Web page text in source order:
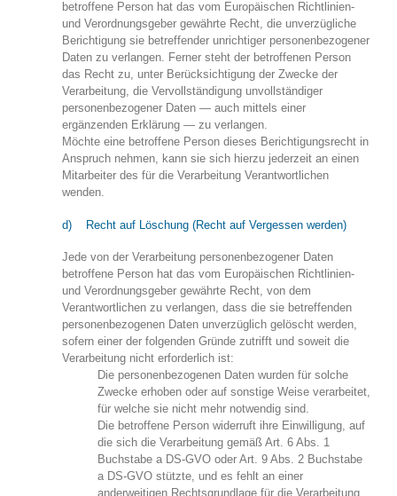
betroffene Person hat das vom Europäischen Richtlinien-
und Verordnungsgeber gewährte Recht, die unverzügliche
Berichtigung sie betreffender unrichtiger personenbezogener
Daten zu verlangen. Ferner steht der betroffenen Person
das Recht zu, unter Berücksichtigung der Zwecke der
Verarbeitung, die Vervollständigung unvollständiger
personenbezogener Daten — auch mittels einer
ergänzenden Erklärung — zu verlangen.
Möchte eine betroffene Person dieses Berichtigungsrecht in
Anspruch nehmen, kann sie sich hierzu jederzeit an einen
Mitarbeiter des für die Verarbeitung Verantwortlichen
wenden.
d) Recht auf Löschung (Recht auf Vergessen werden)
Jede von der Verarbeitung personenbezogener Daten
betroffene Person hat das vom Europäischen Richtlinien-
und Verordnungsgeber gewährte Recht, von dem
Verantwortlichen zu verlangen, dass die sie betreffenden
personenbezogenen Daten unverzüglich gelöscht werden,
sofern einer der folgenden Gründe zutrifft und soweit die
Verarbeitung nicht erforderlich ist:
Die personenbezogenen Daten wurden für solche
Zwecke erhoben oder auf sonstige Weise verarbeitet,
für welche sie nicht mehr notwendig sind.
Die betroffene Person widerruft ihre Einwilligung, auf
die sich die Verarbeitung gemäß Art. 6 Abs. 1
Buchstabe a DS-GVO oder Art. 9 Abs. 2 Buchstabe
a DS-GVO stützte, und es fehlt an einer
anderweitigen Rechtsgrundlage für die Verarbeitung.